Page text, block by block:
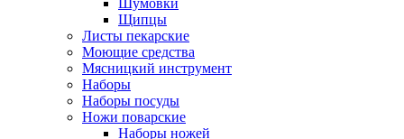
Шумовки
Щипцы
Листы пекарские
Моющие средства
Мясницкий инструмент
Наборы
Наборы посуды
Ножи поварские
Наборы ножей